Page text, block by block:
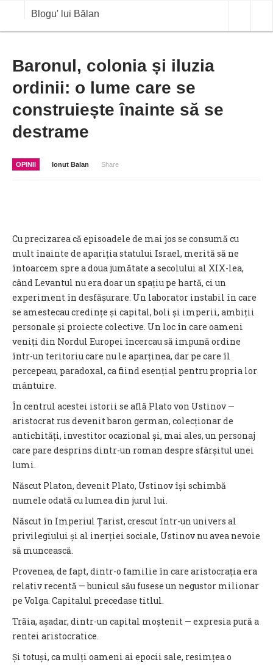
Blogu' lui Bălan
ANALIZE
BLOG IN DIALOG
STIRI
CURS VALUTAR IN TIMP REAL
Baronul, colonia și iluzia
ordinii: o lume care se
construiește înainte să se
destrame
OPINII Ionut Balan Share
Cu precizarea că episoadele de mai jos se consumă cu
mult înainte de apariția statului Israel, merită să ne
întoarcem spre a doua jumătate a secolului al XIX-lea,
când Levantul nu era doar un spațiu pe hartă, ci un
experiment în desfășurare. Un laborator instabil în care
se amestecau credințe și capital, boli și imperii, ambiții
personale și proiecte colective. Un loc în care oameni
veniți din Nordul Europei încercau să impună ordine
într-un teritoriu care nu le aparținea, dar pe care îl
percepeau, paradoxal, ca fiind esențial pentru propria lor
mântuire.
În centrul acestei istorii se află Plato von Ustinov —
aristocrat rus devenit baron german, colecționar de
antichități, investitor ocazional și, mai ales, un personaj
care pare desprins dintr-un roman despre sfârșitul unei
lumi.
Născut Platon, devenit Plato, Ustinov își schimbă
numele odată cu lumea din jurul lui.
Născut în Imperiul Țarist, crescut într-un univers al
privilegiului și al inerției sociale, Ustinov nu avea nevoie
să muncească.
Provenea, de fapt, dintr-o familie în care aristocrația era
relativ recentă — bunicul său fusese un negustor milionar
pe Volga. Capitalul precedase titlul.
Trăia, așadar, dintr-un capital moștenit — expresia pură a
rentei aristocratice.
Și totuși, ca mulți oameni ai epocii sale, resimțea o